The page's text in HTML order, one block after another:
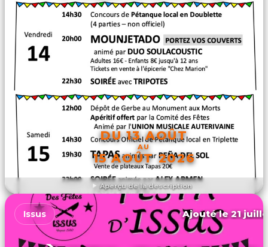
Aperçu de la description
DU 13 AOÛT
AU
15 AOÛT 2026
DÉCOUVRIR L'ÉVÉNEMENT
Issus Ajouté le 21